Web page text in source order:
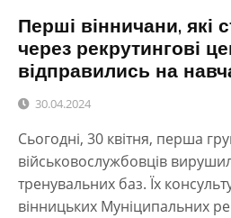
Перші вінничани, які
через рекрутингові
відправились на
30.04.2024
Сьогодні, 30 квітня, перша
військовослужбовців
тренувальних баз. Їх
вінницьких Муніципальних